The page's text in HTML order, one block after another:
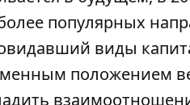
популярных
виды
положением